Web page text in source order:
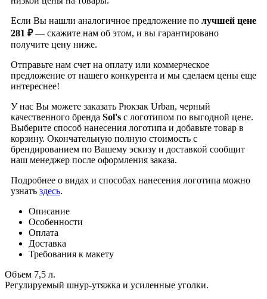
Если Вы нашли аналогичное предложение по лучшей цене
281 ₽— скажите нам об этом, и вы гарантировано
получите цену ниже.
Отправьте нам счет на оплату или коммерческое
предложение от нашего конкурента и мы сделаем цены еще
интереснее!
У нас Вы можете заказать Рюкзак Urban, черный
качественного бренда Sol's с логотипом по выгодной цене.
Выберите способ нанесения логотипа и добавьте товар в
корзину. Окончательную полную стоимость с
брендированием по Вашему эскизу и доставкой сообщит
наш менеджер после оформления заказа.
Подробнее о видах и способах нанесения логотипа можно
узнать здесь.
Описание
Особенности
Оплата
Доставка
Требования к макету
Объем 7,5 л.
Регулируемый шнур-утяжка и усиленные уголки.